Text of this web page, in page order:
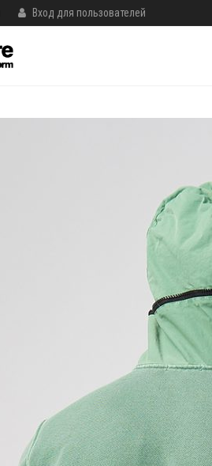
Вход для пользователей